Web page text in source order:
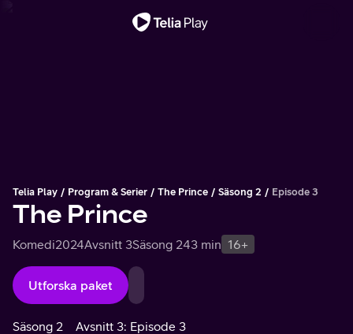
Telia Play Program & Serier The Prince Säsong 2 Episode 3
The Prince
Komedi2024Avsnitt 3Säsong 243 min 16+
Utforska paket
Säsong 2 Avsnitt 3: Episode 3